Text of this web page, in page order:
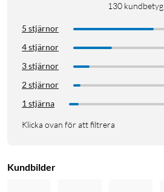
130 kundbetyg
5 stjärnor
4 stjärnor
3 stjärnor
2 stjärnor
1 stjärna
Klicka ovan för att filtrera
Kundbilder